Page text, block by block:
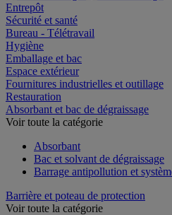
Entrepôt
Sécurité et santé
Bureau - Télétravail
Hygiène
Emballage et bac
Espace extérieur
Fournitures industrielles et outillage
Restauration
Absorbant et bac de dégraissage
Voir toute la catégorie
Absorbant
Bac et solvant de dégraissage
Barrage antipollution et
Barrière et poteau de protection
Voir toute la catégorie